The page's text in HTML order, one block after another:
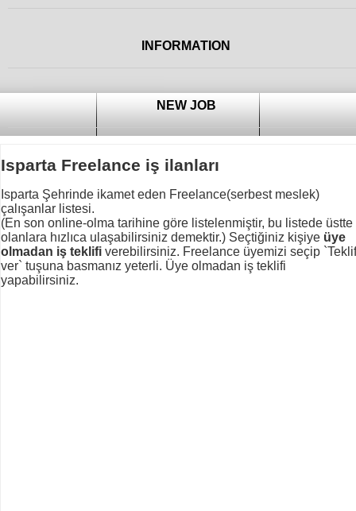
INFORMATION
NEW JOB
Isparta Freelance iş ilanları
Isparta Şehrinde ikamet eden Freelance(serbest meslek)
çalışanlar listesi.
(En son online-olma tarihine göre listelenmiştir, bu listede üstte
olanlara hızlıca ulaşabilirsiniz demektir.) Seçtiğiniz kişiye üye
olmadan iş teklifi verebilirsiniz. Freelance üyemizi seçip `Teklif
ver` tuşuna basmanız yeterli. Üye olmadan iş teklifi
yapabilirsiniz.